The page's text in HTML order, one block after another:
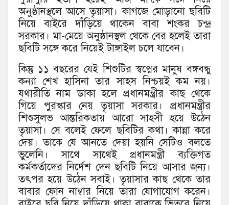
অনুষ্ঠানস্থলে আসে তৃয়াসা। কাগজে মোড়ানো ছবিটি
নিয়ে বাইরে দাঁড়িয়ে থাকেন বাবা শংকর চন্দ্র
সরকার। মা-মেয়ে অনুষ্ঠানস্থল থেকে বের হলেই তারা
ছবিটি সঙ্গে করে নিয়েই টাঙ্গাইল চলে যাবেন।
কিন্তু ১১ বছরের যেই শিশুটির স্বপ্নের মানুষ বঙ্গবন্ধু
কন্যা শেখ হাসিনা তার সাহস নিশ্চয়ই কম নয়।
যথারীতি নাম ডাকা হলে প্রধানমন্ত্রীর কাছ থেকে
গিয়ে পুরস্কার নেয় তৃয়াসা সরকার। প্রধানমন্ত্রীর
শিশুসুলভ আন্তরিকতায় আরো সাহসী হয়ে উঠেন
তৃয়াসা। সে বলেই ফেলে ছবিটির কথা। কান্না করে
দেয়। তাকে যে আনতে দেয়া হয়নি সেটিও বলতে
ভুলেনি। সাথে সাথেই প্রধানমন্ত্রী ব্যক্তিগত
কর্মকর্তাদের নির্দেশ দেন ছবিটি নিয়ে আসার জন্য।
তৎপর হয়ে উঠেন সবাই। তৃয়াসার কাছ থেকে তার
বাবার ফোন নাম্বার নিয়ে তারা যোগাযোগ করেন।